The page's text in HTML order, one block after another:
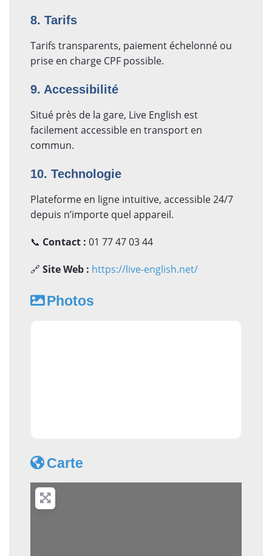
8. Tarifs
Tarifs transparents, paiement échelonné ou
prise en charge CPF possible.
9. Accessibilité
Situé près de la gare, Live English est
facilement accessible en transport en
commun.
10. Technologie
Plateforme en ligne intuitive, accessible 24/7
depuis n’importe quel appareil.
📞 Contact : 01 77 47 03 44
🔗 Site Web : https://live-english.net/
Photos
Carte